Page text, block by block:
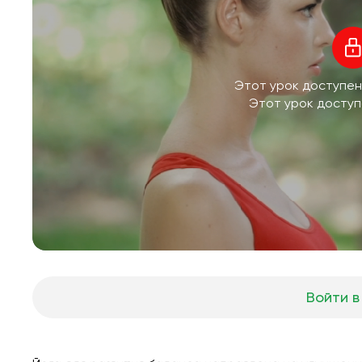
Этот урок
Этот урок
Войти